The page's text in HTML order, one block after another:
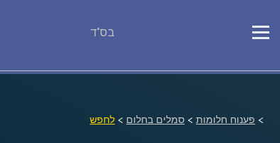
בס"ד
> פענוח חלומות > סמלים בחלום > לחפש